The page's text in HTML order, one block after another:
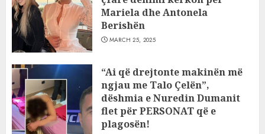
Mariela dhe Antonela
Berishën
MARCH 25, 2025
“Ai që drejtonte makinën më
ngjau me Talo Çelën”,
dëshmia e Nuredin Dumanit
flet për PERSONAT që e
plagosën!